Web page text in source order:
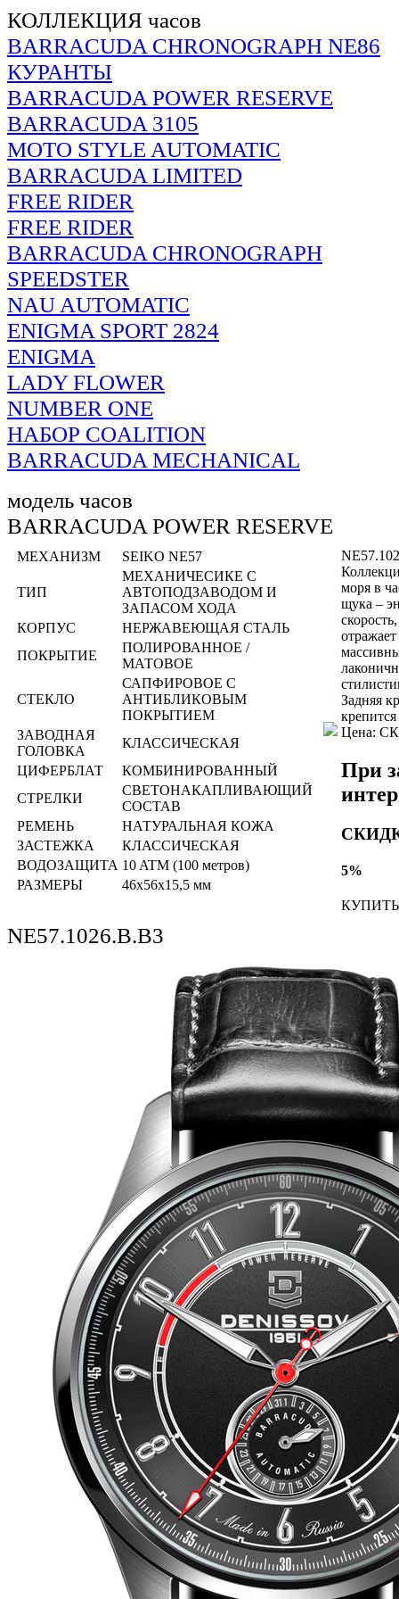
КОЛЛЕКЦИЯ часов
BARRACUDA CHRONOGRAPH NE86
КУРАНТЫ
BARRACUDA POWER RESERVE
BARRACUDA 3105
MOTO STYLE AUTOMATIC
BARRACUDA LIMITED
FREE RIDER
FREE RIDER
BARRACUDA CHRONOGRAPH
SPEEDSTER
NAU AUTOMATIC
ENIGMA SPORT 2824
ENIGMA
LADY FLOWER
NUMBER ONE
НАБОР COALITION
BARRACUDA MECHANICAL
модель часов
BARRACUDA POWER RESERVE
МЕХАНИЗМ SEIKO NE57
ТИП
МЕХАНИЧЕСИКЕ С
АВТОПОДЗАВОДОМ И
ЗАПАСОМ ХОДА
КОРПУС
НЕРЖАВЕЮЩАЯ СТАЛЬ
ПОКРЫТИЕ
ПОЛИРОВАННОЕ /
МАТОВОЕ
СТЕКЛО
САПФИРОВОЕ С
АНТИБЛИКОВЫМ
ПОКРЫТИЕМ
ЗАВОДНАЯ
ГОЛОВКА
КЛАССИЧЕСКАЯ
ЦИФЕРБЛАТ
КОМБИНИРОВАННЫЙ
СТРЕЛКИ
СВЕТОНАКАПЛИВАЮЩИЙ
СОСТАВ
РЕМЕНЬ
НАТУРАЛЬНАЯ КОЖА
ЗАСТЕЖКА
КЛАССИЧЕСКАЯ
ВОДОЗАЩИТА 10 ATM (100 метров)
РАЗМЕРЫ
46х56х15,5 мм
моря в
щука –
Задняя
Цена:
При
5%
NE57.1026.B.B3